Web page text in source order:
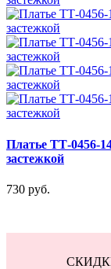
Платье ТТ-0456-
застежкой
730 руб.